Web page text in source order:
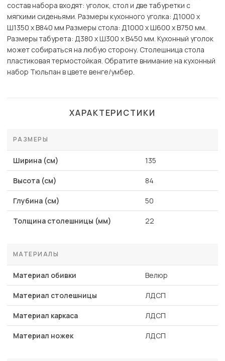
состав набора входят: уголок, стол и две табуретки с
мягкими сиденьями. Размеры кухонного уголка: Д1000 x
Ш1350 х В840 мм Размеры стола: Д1000 x Ш600 х В750 мм.
Размеры табурета: Д380 x Ш300 х В450 мм. Кухонный уголок
может собираться на любую сторону. Столешница стола
пластиковая термостойкая. Обратите внимание на кухонный
набор Тюльпан в цвете венге/умбер.
ХАРАКТЕРИСТИКИ
РАЗМЕРЫ
Ширина (см) 135
Высота (см) 84
Глубина (см) 50
Толщина столешницы (мм) 22
МАТЕРИАЛЫ
Материал обивки Велюр
Материал столешницы ЛДСП
Материал каркаса ЛДСП
Материал ножек ЛДСП